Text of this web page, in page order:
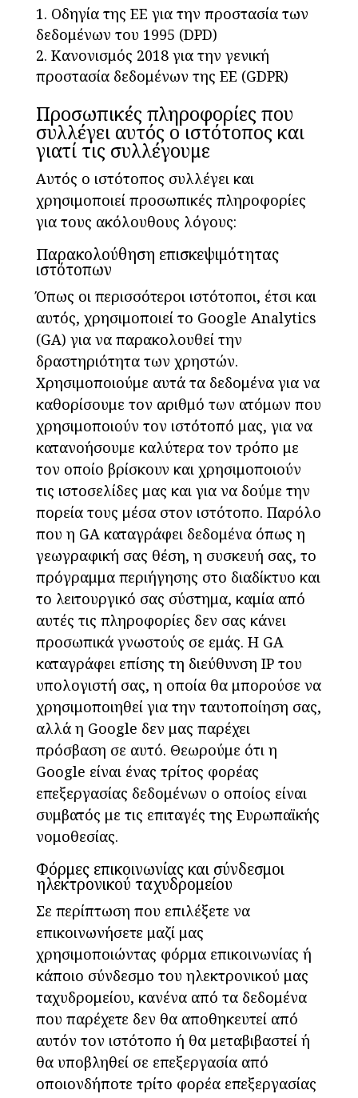
Οδηγία της ΕΕ για την προστασία των
δεδομένων του 1995 (DPD)
Κανονισμός 2018 για την γενική
προστασία δεδομένων της ΕΕ (GDPR)
Προσωπικές πληροφορίες που
συλλέγει αυτός ο ιστότοπος και
γιατί τις συλλέγουμε
Αυτός ο ιστότοπος συλλέγει και
χρησιμοποιεί προσωπικές πληροφορίες
για τους ακόλουθους λόγους:
Παρακολούθηση επισκεψιμότητας
ιστότοπων
Όπως οι περισσότεροι ιστότοποι, έτσι και
αυτός, χρησιμοποιεί το Google Analytics
(GA) για να παρακολουθεί την
δραστηριότητα των χρηστών.
Χρησιμοποιούμε αυτά τα δεδομένα για να
καθορίσουμε τον αριθμό των ατόμων που
χρησιμοποιούν τον ιστότοπό μας, για να
κατανοήσουμε καλύτερα τον τρόπο με
τον οποίο βρίσκουν και χρησιμοποιούν
τις ιστοσελίδες μας και για να δούμε την
πορεία τους μέσα στον ιστότοπο. Παρόλο
που η GA καταγράφει δεδομένα όπως η
γεωγραφική σας θέση, η συσκευή σας, το
πρόγραμμα περιήγησης στο διαδίκτυο και
το λειτουργικό σας σύστημα, καμία από
αυτές τις πληροφορίες δεν σας κάνει
προσωπικά γνωστούς σε εμάς. Η GA
καταγράφει επίσης τη διεύθυνση IP του
υπολογιστή σας, η οποία θα μπορούσε να
χρησιμοποιηθεί για την ταυτοποίηση σας,
αλλά η Google δεν μας παρέχει
πρόσβαση σε αυτό. Θεωρούμε ότι η
Google είναι ένας τρίτος φορέας
επεξεργασίας δεδομένων ο οποίος είναι
συμβατός με τις επιταγές της Ευρωπαϊκής
νομοθεσίας.
Φόρμες επικοινωνίας και σύνδεσμοι
ηλεκτρονικού ταχυδρομείου
Σε περίπτωση που επιλέξετε να
επικοινωνήσετε μαζί μας
χρησιμοποιώντας φόρμα επικοινωνίας ή
κάποιο σύνδεσμο του ηλεκτρονικού μας
ταχυδρομείου, κανένα από τα δεδομένα
που παρέχετε δεν θα αποθηκευτεί από
αυτόν τον ιστότοπο ή θα μεταβιβαστεί ή
θα υποβληθεί σε επεξεργασία από
οποιονδήποτε τρίτο φορέα επεξεργασίας